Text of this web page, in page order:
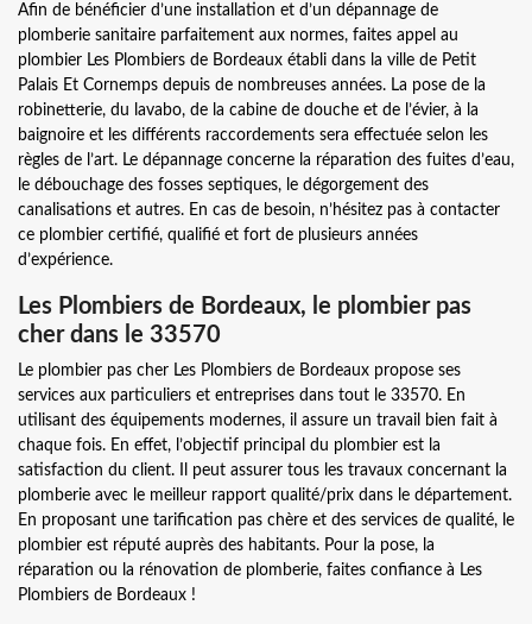
Afin de bénéficier d’une installation et d’un dépannage de
plomberie sanitaire parfaitement aux normes, faites appel au
plombier Les Plombiers de Bordeaux établi dans la ville de Petit
Palais Et Cornemps depuis de nombreuses années. La pose de la
robinetterie, du lavabo, de la cabine de douche et de l’évier, à la
baignoire et les différents raccordements sera effectuée selon les
règles de l’art. Le dépannage concerne la réparation des fuites d’eau,
le débouchage des fosses septiques, le dégorgement des
canalisations et autres. En cas de besoin, n’hésitez pas à contacter
ce plombier certifié, qualifié et fort de plusieurs années
d’expérience.
Les Plombiers de Bordeaux, le plombier pas
cher dans le 33570
Le plombier pas cher Les Plombiers de Bordeaux propose ses
services aux particuliers et entreprises dans tout le 33570. En
utilisant des équipements modernes, il assure un travail bien fait à
chaque fois. En effet, l’objectif principal du plombier est la
satisfaction du client. Il peut assurer tous les travaux concernant la
plomberie avec le meilleur rapport qualité/prix dans le département.
En proposant une tarification pas chère et des services de qualité, le
plombier est réputé auprès des habitants. Pour la pose, la
réparation ou la rénovation de plomberie, faites confiance à Les
Plombiers de Bordeaux !